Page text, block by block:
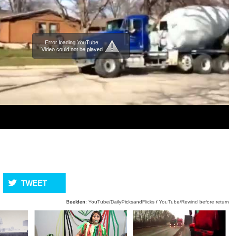
Error loading YouTube:
Video could not be played
TWEET
Beelden: YouTube/DailyPicksandFlicks / YouTube/Rewind before return